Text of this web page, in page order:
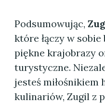
Podsumowując,
które łączy w
piękne krajobrazy
turystyczne.
jesteś
kulinariów, Zugil z